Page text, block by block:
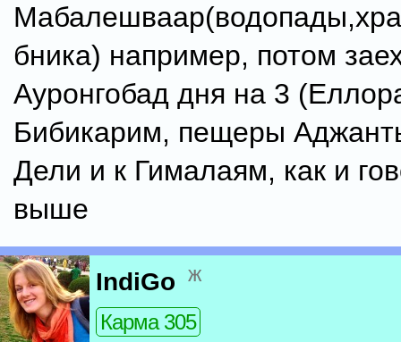
бника) например, потом
Ауронгобад дня на 3
Бибикарим, пещеры
Дели и к Гималаям, как и
выше
IndiGo ж
Карма 305